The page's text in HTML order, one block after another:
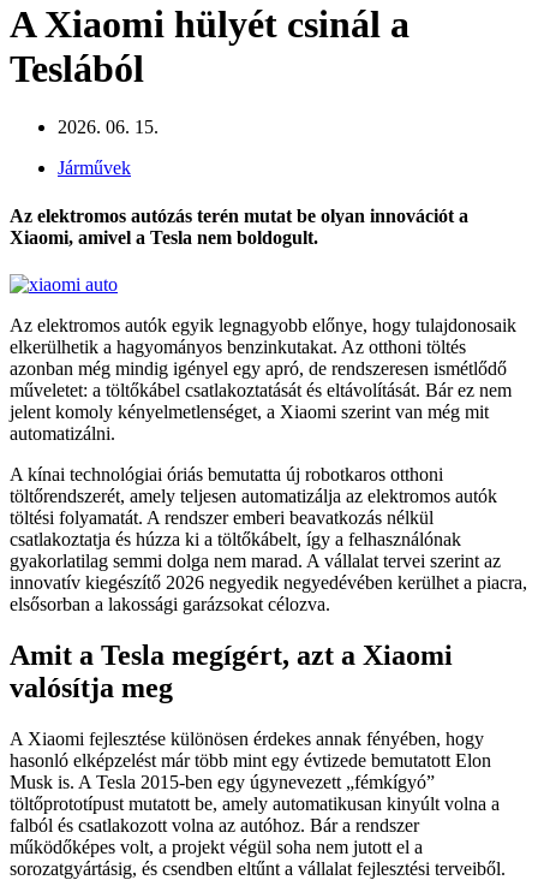
A Xiaomi hülyét csinál a
Teslából
2026. 06. 15.
Járművek
Az elektromos autózás terén mutat be olyan innovációt a
Xiaomi, amivel a Tesla nem boldogult.
Az elektromos autók egyik legnagyobb előnye, hogy tulajdonosaik
elkerülhetik a hagyományos benzinkutakat. Az otthoni töltés
azonban még mindig igényel egy apró, de rendszeresen ismétlődő
műveletet: a töltőkábel csatlakoztatását és eltávolítását. Bár ez nem
jelent komoly kényelmetlenséget, a Xiaomi szerint van még mit
automatizálni.
A kínai technológiai óriás bemutatta új robotkaros otthoni
töltőrendszerét, amely teljesen automatizálja az elektromos autók
töltési folyamatát. A rendszer emberi beavatkozás nélkül
csatlakoztatja és húzza ki a töltőkábelt, így a felhasználónak
gyakorlatilag semmi dolga nem marad. A vállalat tervei szerint az
innovatív kiegészítő 2026 negyedik negyedévében kerülhet a piacra,
elsősorban a lakossági garázsokat célozva.
Amit a Tesla megígért, azt a Xiaomi
valósítja meg
A Xiaomi fejlesztése különösen érdekes annak fényében, hogy
hasonló elképzelést már több mint egy évtizede bemutatott Elon
Musk is. A Tesla 2015-ben egy úgynevezett „fémkígyó”
töltőprototípust mutatott be, amely automatikusan kinyúlt volna a
falból és csatlakozott volna az autóhoz. Bár a rendszer
működőképes volt, a projekt végül soha nem jutott el a
sorozatgyártásig, és csendben eltűnt a vállalat fejlesztési terveiből.